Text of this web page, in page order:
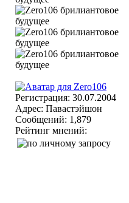
Регистрация: 30.07.2004
Адрес: Павастэйшон
Сообщений: 1,879
Рейтинг мнений: